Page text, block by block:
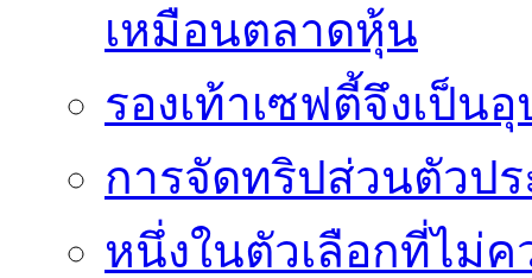
เหมือนตลาดหุ้น
รองเท้าเซฟตี้จึงเป็
การจัดทริปส่วนตัวป
หนึ่งในตัวเลือกที่ไม่ค